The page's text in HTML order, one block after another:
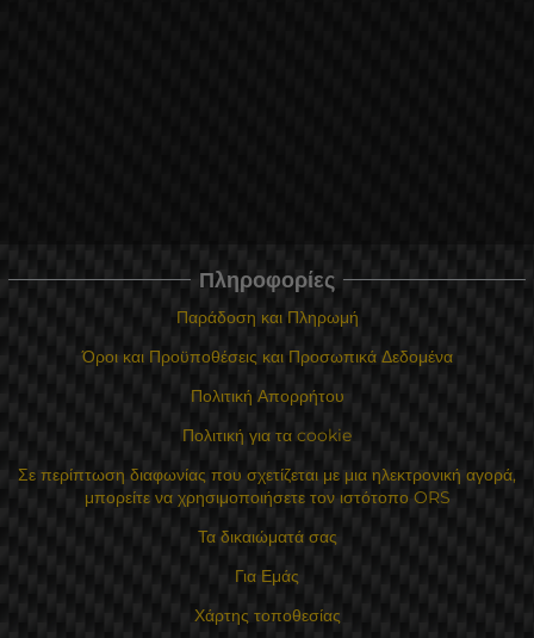
Πληροφορίες
Παράδοση και Πληρωμή
Όροι και Προϋποθέσεις και Προσωπικά Δεδομένα
Πολιτική Απορρήτου
Πολιτική για τα cookie
Σε περίπτωση διαφωνίας που σχετίζεται με μια ηλεκτρονική αγορά,
μπορείτε να χρησιμοποιήσετε τον ιστότοπο ORS
Τα δικαιώματά σας
Για Εμάς
Χάρτης τοποθεσίας